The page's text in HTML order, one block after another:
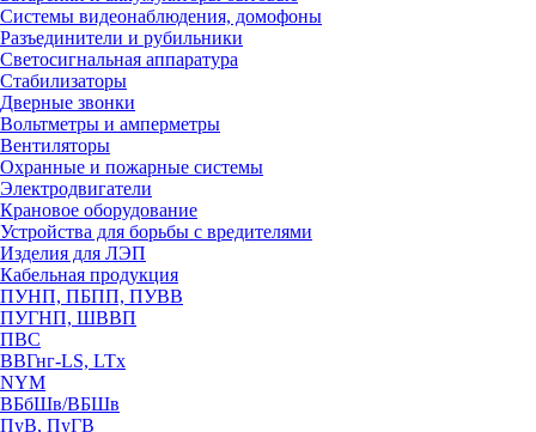
Системы видеонаблюдения, домофоны
Разъединители и рубильники
Светосигнальная аппаратура
Стабилизаторы
Дверные звонки
Вольтметры и амперметры
Вентиляторы
Охранные и пожарные системы
Электродвигатели
Крановое оборудование
Устройства для борьбы с вредителями
Изделия для ЛЭП
Кабельная продукция
ПУНП, ПБПП, ПУВВ
ПУГНП, ШВВП
ПВС
ВВГнг-LS, LTx
NYM
ВБбШв/ВБШв
ПуВ, ПуГВ